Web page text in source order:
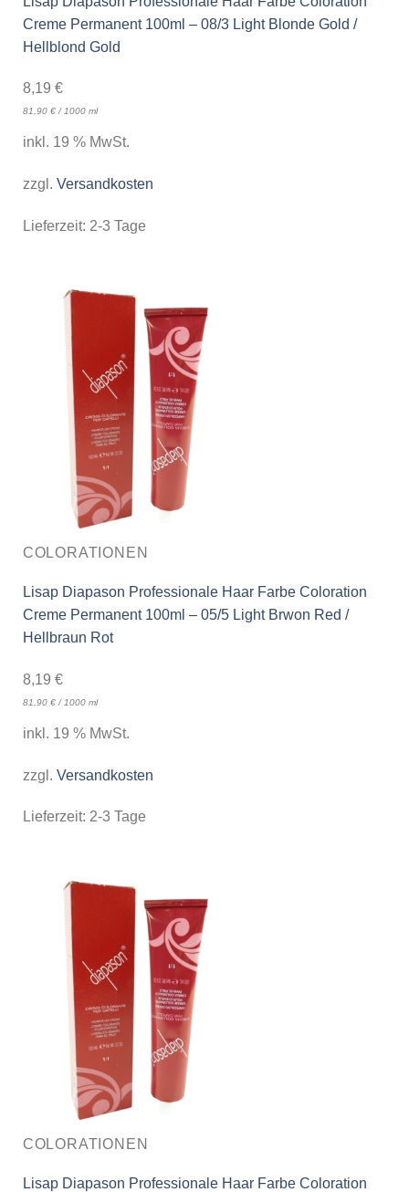
Creme Permanent 100ml – 08/3 Light Blonde Gold /
Hellblond Gold
8,19 €
81,90 €/1000 ml
inkl. 19 % MwSt.
zzgl. Versandkosten
Lieferzeit: 2-3 Tage
COLORATIONEN
Lisap Diapason Professionale Haar Farbe Coloration
Creme Permanent 100ml – 05/5 Light Brwon Red /
Hellbraun Rot
8,19 €
81,90 €/ 1000 ml
inkl. 19 % MwSt.
zzgl. Versandkosten
Lieferzeit: 2-3 Tage
COLORATIONEN
Lisap Diapason Professionale Haar Farbe Coloration